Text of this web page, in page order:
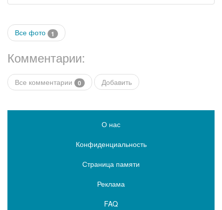
Все фото 1
Комментарии:
Все комментарии 0 Добавить
О нас
Конфиденциальность
Страница памяти
Реклама
FAQ